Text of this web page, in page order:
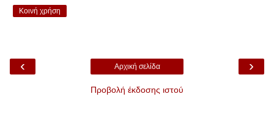
Κοινή χρήση
‹ ›
Αρχική σελίδα
Προβολή έκδοσης ιστού